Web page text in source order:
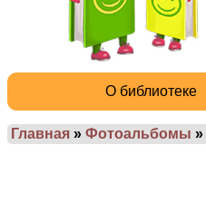
О библиотеке
Главная » Фотоальбомы »